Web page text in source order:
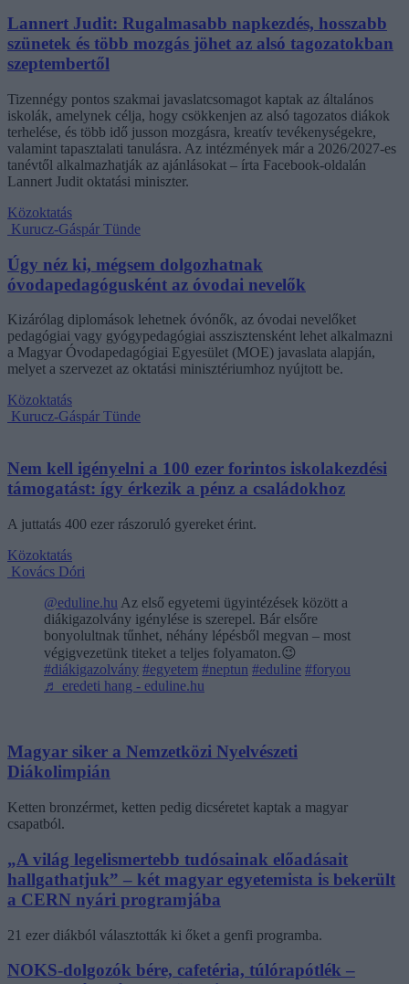
Lannert Judit: Rugalmasabb napkezdés, hosszabb
szünetek és több mozgás jöhet az alsó tagozatokban
szeptembertől
Tizennégy pontos szakmai javaslatcsomagot kaptak az általános
iskolák, amelynek célja, hogy csökkenjen az alsó tagozatos diákok
terhelése, és több idő jusson mozgásra, kreatív tevékenységekre,
valamint tapasztalati tanulásra. Az intézmények már a 2026/2027-es
tanévtől alkalmazhatják az ajánlásokat – írta Facebook-oldalán
Lannert Judit oktatási miniszter.
Közoktatás
Kurucz-Gáspár Tünde
Úgy néz ki, mégsem dolgozhatnak
óvodapedagógusként az óvodai nevelők
Kizárólag diplomások lehetnek óvónők, az óvodai nevelőket
pedagógiai vagy gyógypedagógiai asszisztensként lehet alkalmazni
a Magyar Óvodapedagógiai Egyesület (MOE) javaslata alapján,
melyet a szervezet az oktatási minisztériumhoz nyújtott be.
Közoktatás
Kurucz-Gáspár Tünde
Nem kell igényelni a 100 ezer forintos iskolakezdési
támogatást: így érkezik a pénz a családokhoz
A juttatás 400 ezer rászoruló gyereket érint.
Közoktatás
Kovács Dóri
@eduline.hu Az első egyetemi ügyintézések között a
diákigazolvány igénylése is szerepel. Bár elsőre
bonyolultnak tűnhet, néhány lépésből megvan – most
végigvezetünk titeket a teljes folyamaton.😉
#diákigazolvány #egyetem #neptun #eduline #foryou
♬ eredeti hang - eduline.hu
Magyar siker a Nemzetközi Nyelvészeti
Diákolimpián
Ketten bronzérmet, ketten pedig dicséretet kaptak a magyar
csapatból.
„A világ legelismertebb tudósainak előadásait
hallgathatjuk” – két magyar egyetemista is bekerült
a CERN nyári programjába
21 ezer diákból választották ki őket a genfi programba.
NOKS-dolgozók bére, cafetéria, túlórapótlék –